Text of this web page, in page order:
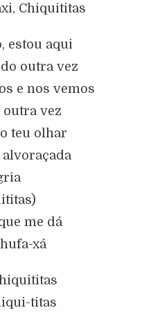
Chiquititas
estou aqui
outra vez
e nos vemos
outra vez
teu olhar
me dá
xá
titas